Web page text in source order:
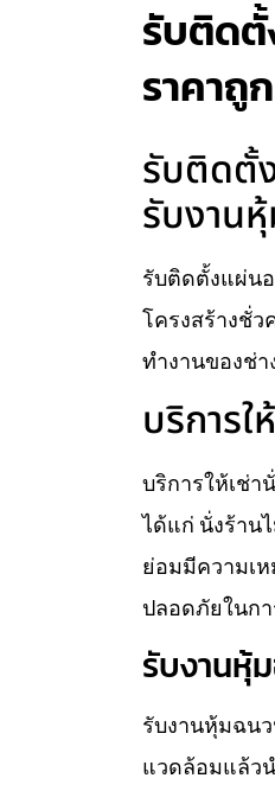
รับติดตั้
ราคาถูก
รับติดตั้
รับงาน
รับติดตั้งแผ่น
โครงสร้างชั่
ทำงานของช่
บริการ
บริการให้เช่า
ได้แก่ นั่งร้าน
ย่อมมีความเ
ปลอดภัยในก
รับงานหุ้
รับงานหุ้มฉน
แวดล้อมแล้ว